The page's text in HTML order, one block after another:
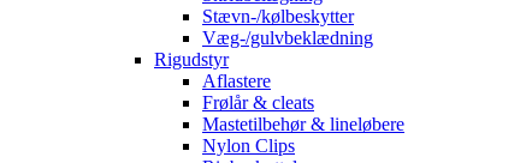
Stævn-/kølbeskytter
Væg-/gulvbeklædning
Rigudstyr
Aflastere
Frølår & cleats
Mastetilbehør & lineløbere
Nylon Clips